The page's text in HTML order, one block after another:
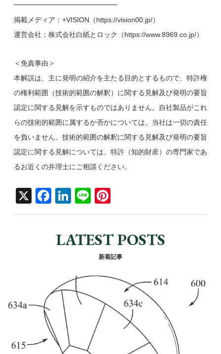
━━━━━━━━━━━━━━━
掲載メディア：+VISION（https://vision00.jp/）
運営会社：株式会社白紙とロック（https://www.8969.co.jp/）
＜免責事由＞
本解説は、主に発明の紹介を主たる目的とするもので、特許権
の権利範囲（技術的範囲の解釈）に関する見解及び発明の要旨
認定に関する見解を示すものではありません。自社製品がこれ
らの技術的範囲に属するか否かについては、当社は一切の責任
を負いません。技術的範囲の解釈に関する見解及び発明の要旨
認定に関する見解については、特許（知的財産）の専門家であ
るお近くの弁理士にご相談ください。
X
F
a
e
o
Li
n
e
n
Li
n
nt
e
st
LATEST POSTS
新着記事